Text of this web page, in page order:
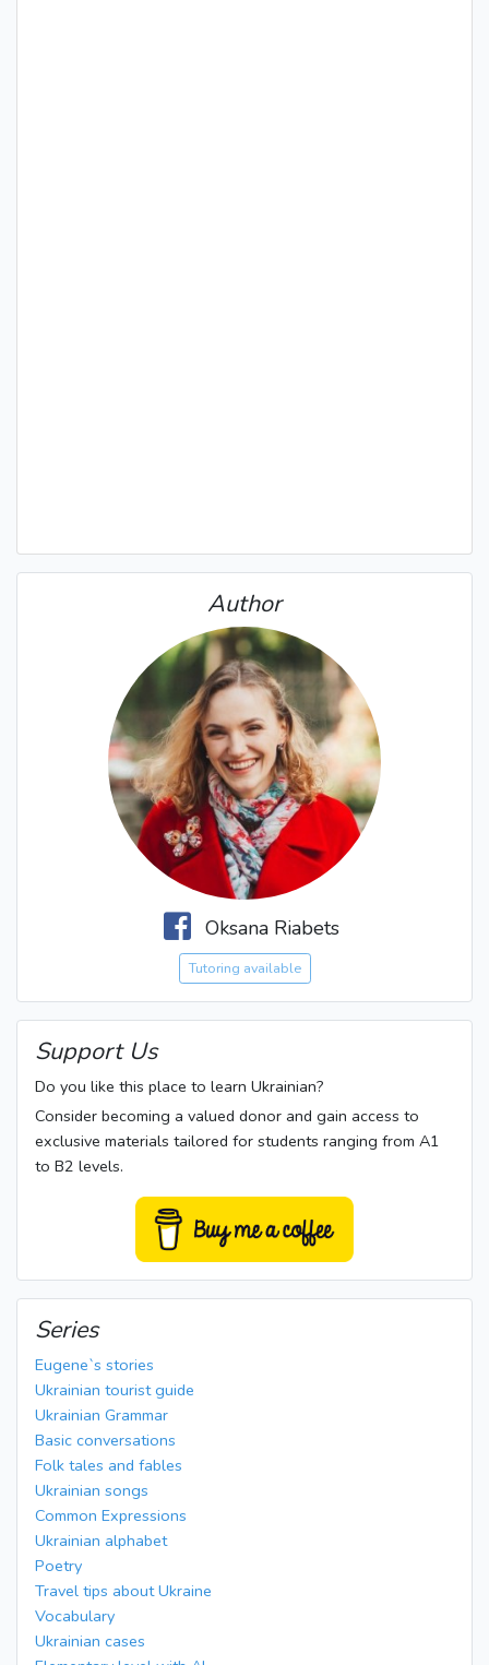
Author
Oksana Riabets
Tutoring available
Support Us
Do you like this place to learn Ukrainian?
Consider becoming a valued donor and gain access to
exclusive materials tailored for students ranging from A1
to B2 levels.
Series
Eugene`s stories
Ukrainian tourist guide
Ukrainian Grammar
Basic conversations
Folk tales and fables
Ukrainian songs
Common Expressions
Ukrainian alphabet
Poetry
Travel tips about Ukraine
Vocabulary
Ukrainian cases